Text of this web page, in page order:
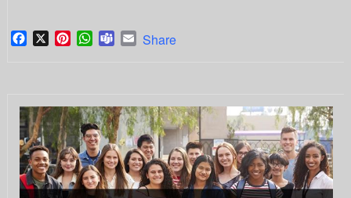
Facebook
X PinterestWhatsApp
TeamsEmail
Share